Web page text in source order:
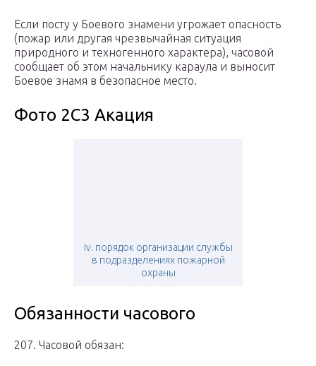
Если посту у Боевого знамени угрожает опасность
(пожар или другая чрезвычайная ситуация
природного и техногенного характера), часовой
сообщает об этом начальнику караула и выносит
Боевое знамя в безопасное место.
Фото 2С3 Акация
Iv. порядок организации службы
в подразделениях пожарной
охраны
Обязанности часового
207. Часовой обязан: